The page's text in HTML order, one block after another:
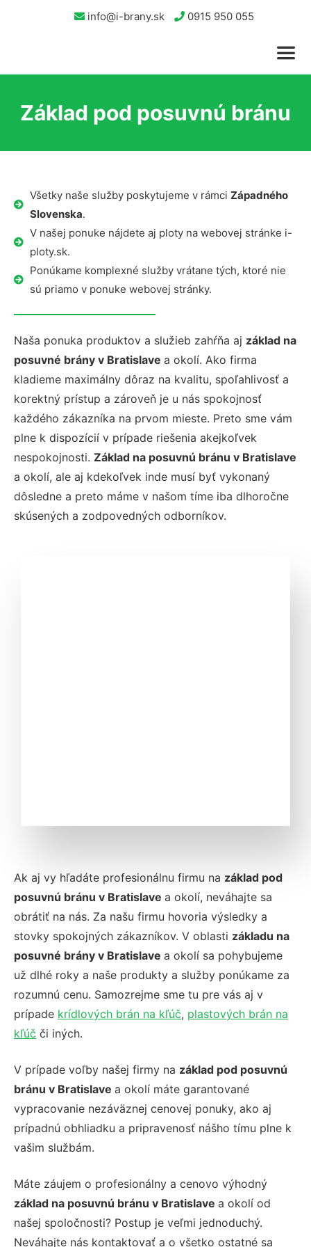
info@i-brany.sk 0915 950 055
Základ pod posuvnú bránu
Všetky naše služby poskytujeme v rámci Západného
Slovenska.
V našej ponuke nájdete aj ploty na webovej stránke i-
ploty.sk.
Ponúkame komplexné služby vrátane tých, ktoré nie
sú priamo v ponuke webovej stránky.
Naša ponuka produktov a služieb zahŕňa aj základ na
posuvné brány v Bratislave a okolí. Ako firma
kladieme maximálny dôraz na kvalitu, spoľahlivosť a
korektný prístup a zároveň je u nás spokojnosť
každého zákazníka na prvom mieste. Preto sme vám
plne k dispozícií v prípade riešenia akejkoľvek
nespokojnosti. Základ na posuvnú bránu v Bratislave
a okolí, ale aj kdekoľvek inde musí byť vykonaný
dôsledne a preto máme v našom tíme iba dlhoročne
skúsených a zodpovedných odborníkov.
Ak aj vy hľadáte profesionálnu firmu na základ pod
posuvnú bránu v Bratislave a okolí, neváhajte sa
obrátiť na nás. Za našu firmu hovoria výsledky a
stovky spokojných zákazníkov. V oblasti základu na
posuvné brány v Bratislave a okolí sa pohybujeme
už dlhé roky a naše produkty a služby ponúkame za
rozumnú cenu. Samozrejme sme tu pre vás aj v
prípade krídlových brán na kľúč, plastových brán na
kľúč či iných.
V prípade voľby našej firmy na základ pod posuvnú
bránu v Bratislave a okolí máte garantované
vypracovanie nezáväznej cenovej ponuky, ako aj
prípadnú obhliadku a pripravenosť nášho tímu plne k
vašim službám.
Máte záujem o profesionálny a cenovo výhodný
základ na posuvnú bránu v Bratislave a okolí od
našej spoločnosti? Postup je veľmi jednoduchý.
Neváhajte nás kontaktovať a o všetko ostatné sa